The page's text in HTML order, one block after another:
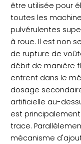
être utilisée pour
toutes les
pulvérulentes
à roue. Il est non
de rupture de
débit de manière
entrent dans le
dosage
artificielle au-
est
trace.
mécanisme